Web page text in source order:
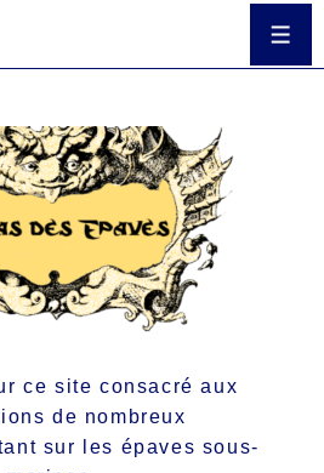
ce site consacré aux
de nombreux
sur les épaves sous-